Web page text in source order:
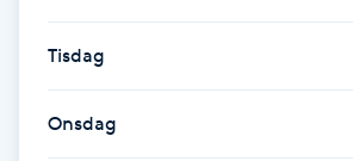
Hårborttagning
Hårbottenbehandling
Tisdag
Onsdag